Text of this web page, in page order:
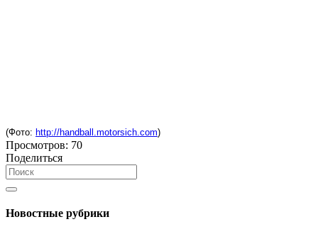
(Фото: http://handball.motorsich.com)
Просмотров: 70
Поделиться
Новостные рубрики